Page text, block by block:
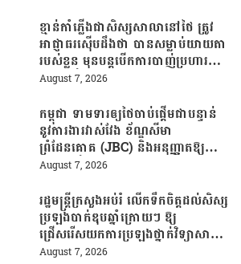
ខ្មាន់កាំភ្លើងជាសិស្សសាលានៅថៃ ត្រូវ
អាជ្ញាធរស៊ើបដឹងថា បានសម្លាប់យាយតា
របស់ខ្លួន មុនបន្តបើកការបាញ់ប្រហារនៅ
សាលារៀន
August 7, 2026
កម្ពុជា ទាមទារឲ្យថៃចាប់ផ្តើមជាបន្ទាន់
នូវការងារវាស់វែង ខ័ណ្ឌសីមា
ព្រំដែនគោគ (JBC) និងអនុញ្ញាតឱ្យ
ពលរដ្ឋភៀសសឹកវិលទៅលំនៅឋានវិញ
August 7, 2026
រដ្ឋមន្រ្តីក្រសួងអប់រំ លើកទឹកចិត្តដល់សិស្ស
ប្រឡងបាក់ឌុបឆ្នាំក្រោយៗ ឱ្យ
ជ្រើសរើសយកការប្រឡងថ្នាក់វិទ្យាសាស្ត្រ
ដើម្បីឆ្លើយតបទៅនឹងតម្រូវការធនធាន
August 7, 2026